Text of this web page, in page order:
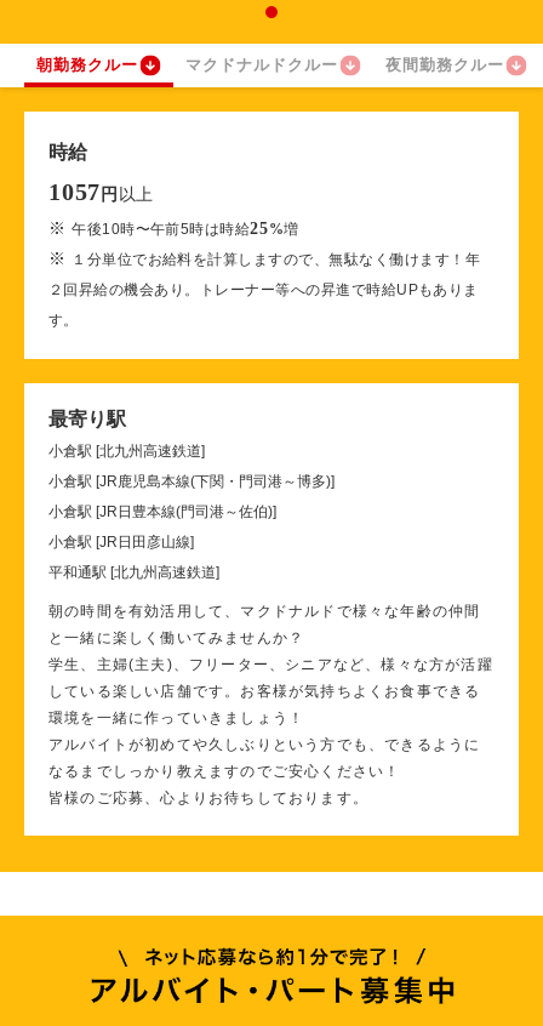
朝勤務クルー マクドナルドクルー 夜間勤務クルー
時給
1057 円 以上
※午後10時〜午前5時は時給25%増
※
１分単位でお給料を計算しますので、無駄なく働けます！年
２回昇給の機会あり。トレーナー等への昇進で時給UPもありま
す。
最寄り駅
小倉駅 [北九州高速鉄道]
小倉駅 [JR鹿児島本線(下関・門司港～博多)]
小倉駅 [JR日豊本線(門司港～佐伯)]
小倉駅 [JR日田彦山線]
平和通駅 [北九州高速鉄道]
朝の時間を有効活用して、マクドナルドで様々な年齢の仲間
と一緒に楽しく働いてみませんか？
学生、主婦(主夫)、フリーター、シニアなど、様々な方が活躍
している楽しい店舗です。お客様が気持ちよくお食事できる
環境を一緒に作っていきましょう！
アルバイトが初めてや久しぶりという方でも、できるように
なるまでしっかり教えますのでご安心ください！
皆様のご応募、心よりお待ちしております。